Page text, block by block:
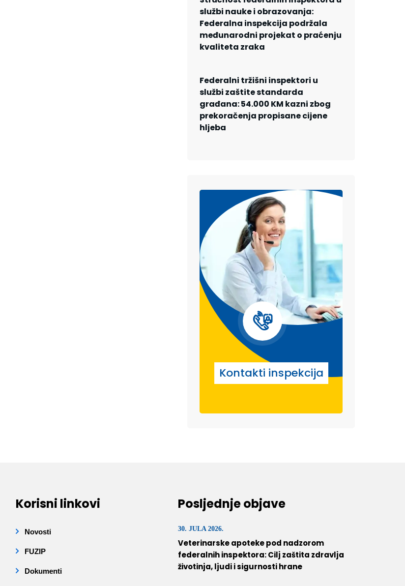
službi nauke i obrazovanja:
Federalna inspekcija podržala
međunarodni projekat o praćenju
kvaliteta zraka
Federalni tržišni inspektori u
službi zaštite standarda
građana: 54.000 KM kazni zbog
prekoračenja propisane cijene
hljeba
Kontakti inspekcija
Korisni linkovi
Novosti
FUZIP
Dokumenti
Posljednje objave
30. JULA 2026.
Veterinarske apoteke pod nadzorom
federalnih inspektora: Cilj zaštita zdravlja
životinja, ljudi i sigurnosti hrane